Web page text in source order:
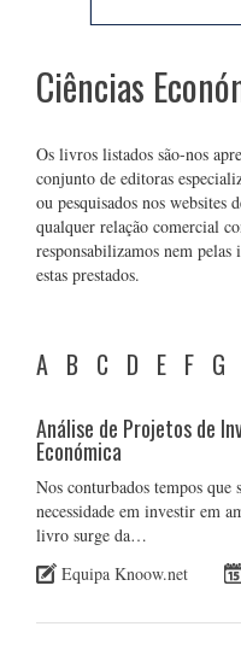
Ciências
Os livros listados são-nos
conjunto de editoras
ou pesquisados nos websites
qualquer relação comercial
responsabilizamos nem
estas prestados.
A B C D E F G
Análise de Projetos de
Económica
Nos conturbados tempos que
necessidade em investir em
livro surge da…
Equipa Knoow.net